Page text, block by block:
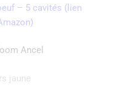
– 5 cavités (lien
Ancel
jaune